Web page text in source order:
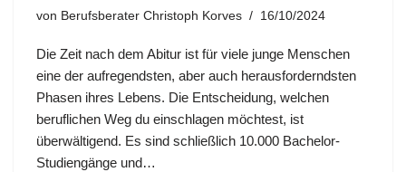
von Berufsberater Christoph Korves 16/10/2024
Die Zeit nach dem Abitur ist für viele junge Menschen
eine der aufregendsten, aber auch herausforderndsten
Phasen ihres Lebens. Die Entscheidung, welchen
beruflichen Weg du einschlagen möchtest, ist
überwältigend. Es sind schließlich 10.000 Bachelor-
Studiengänge und…